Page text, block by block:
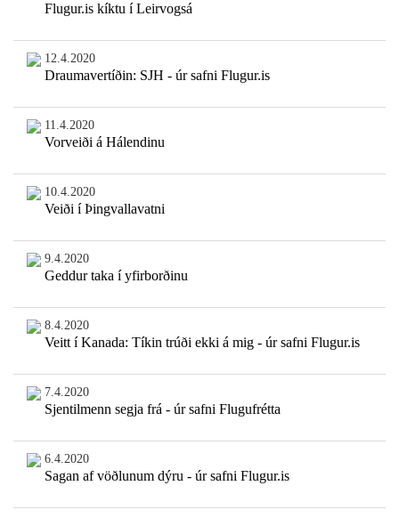
Flugur.is kíktu í Leirvogsá
12.4.2020
Draumavertíðin: SJH - úr safni Flugur.is
11.4.2020
Vorveiði á Hálendinu
10.4.2020
Veiði í Þingvallavatni
9.4.2020
Geddur taka í yfirborðinu
8.4.2020
Veitt í Kanada: Tíkin trúði ekki á mig - úr safni Flugur.is
7.4.2020
Sjentilmenn segja frá - úr safni Flugufrétta
6.4.2020
Sagan af vöðlunum dýru - úr safni Flugur.is